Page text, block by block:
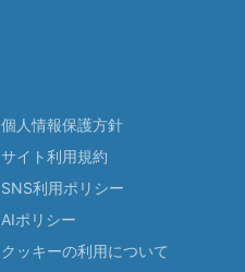
個人情報保護方針
サイト利用規約
SNS利用ポリシー
AIポリシー
クッキーの利用について